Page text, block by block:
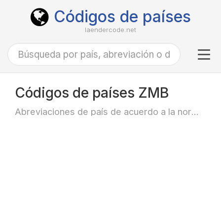
Códigos de países
laendercode.net
Códigos de países ZMB
Abreviaciones de país de acuerdo a la norma ISO-3166 alfa-3